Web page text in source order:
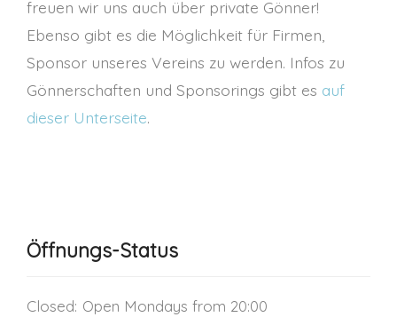
freuen wir uns auch über private Gönner!
Ebenso gibt es die Möglichkeit für Firmen,
Sponsor unseres Vereins zu werden. Infos zu
Gönnerschaften und Sponsorings gibt es auf
dieser Unterseite.
Öffnungs-Status
Closed: Open Mondays from 20:00